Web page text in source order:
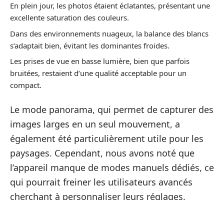
En plein jour, les photos étaient éclatantes, présentant une
excellente saturation des couleurs.
Dans des environnements nuageux, la balance des blancs
s’adaptait bien, évitant les dominantes froides.
Les prises de vue en basse lumière, bien que parfois
bruitées, restaient d’une qualité acceptable pour un
compact.
Le mode panorama, qui permet de capturer des
images larges en un seul mouvement, a
également été particulièrement utile pour les
paysages. Cependant, nous avons noté que
l’appareil manque de modes manuels dédiés, ce
qui pourrait freiner les utilisateurs avancés
cherchant à personnaliser leurs réglages.